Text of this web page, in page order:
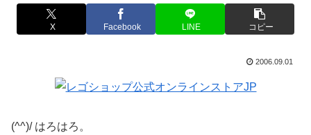
X Facebook LINE コピー
2006.09.01
(^^)/ はろはろ。